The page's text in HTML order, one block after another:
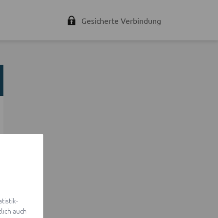
Gesicherte Verbindung
auch